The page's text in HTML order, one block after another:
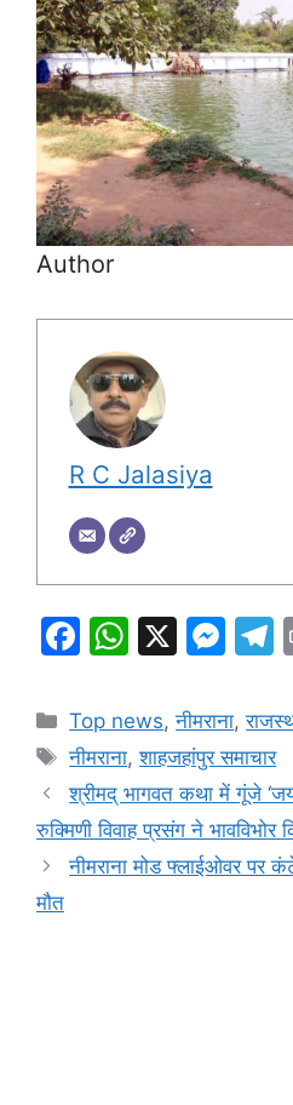
Author
R C Jalasiya
F
c
e
b
o
o
W
at
s
A
p
p
X
M
s
s
e
n
g
gr
Categories
Top news,नीमराना,
Tags
नीमराना,शाहजहांपुर समाचार
श्रीमद् भागवत कथा में गूंजे ‘जय
रुक्मिणी विवाह प्रसंग ने भावविभोर
नीमराना मोड फ्लाईओवर
मौत